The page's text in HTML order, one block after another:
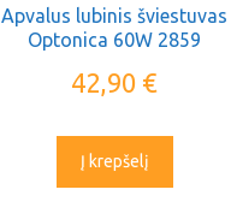
Apvalus lubinis šviestuvas
Optonica 60W 2859
42,90 €
Į krepšelį